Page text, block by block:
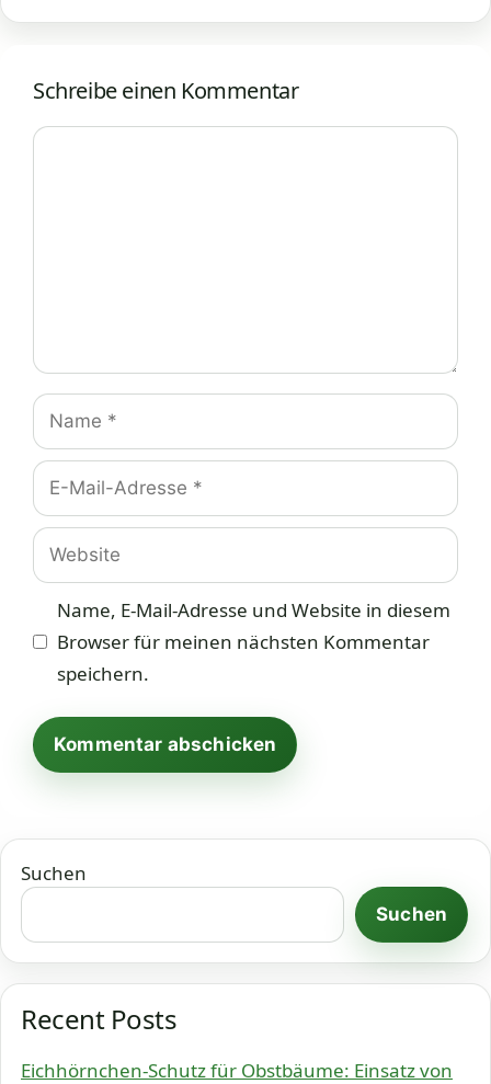
Schreibe einen Kommentar
Kommentar
Name
E-
Mail-
Adresse
Website
Name, E-Mail-Adresse und Website in diesem
Browser für meinen nächsten Kommentar
speichern.
Suchen
Suchen
Recent Posts
Eichhörnchen-Schutz für Obstbäume: Einsatz von